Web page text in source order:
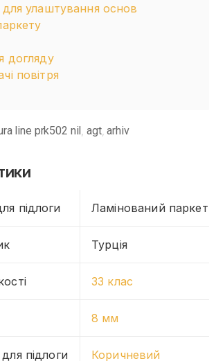
для улаштування основ
догляду
повітря
line prk502 nil agt,arhiv
підлоги Ламінований паркет
Турція
33 клас
8 мм
підлоги Коричневий